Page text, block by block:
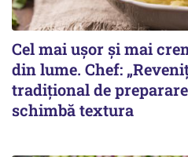
Cel mai ușor și mai
din lume. Chef:
tradițional de
schimbă textura